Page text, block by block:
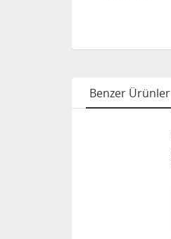
Benzer Ürünler